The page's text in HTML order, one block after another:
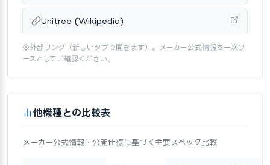
Unitree (Wikipedia)
※外部リンク（新しいタブで開きます）。メーカー公式情報を一次ソ
ースとしてご確認ください。
他機種との比較表
メーカー公式情報・公開仕様に基づく主要スペック比較